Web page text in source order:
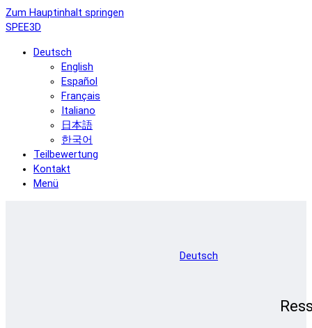
Zum Hauptinhalt springen
SPEE3D
Deutsch
English
Español
Français
Italiano
日本語
한국어
Teilbewertung
Kontakt
Menü
Deutsch